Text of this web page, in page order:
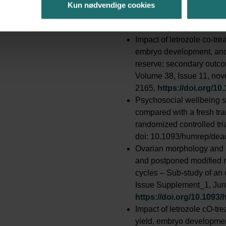
Kun nødvendige cookiesembryo transfer after
Impact of letrozole co-
embryo development,
reserve: secondary
Volume 38, Issue 11,
2165, https://doi.org/
Psychosocial wellbeing
compared with a fresh
randomized controlled
doi: 10.1093/humrep/
Ovarian morphology
and postponed modified
cycles – Sub-study of
Issue Supplement_1,
https://doi.org/10.1093/
Impact of letrozole cO-
yield, embryo